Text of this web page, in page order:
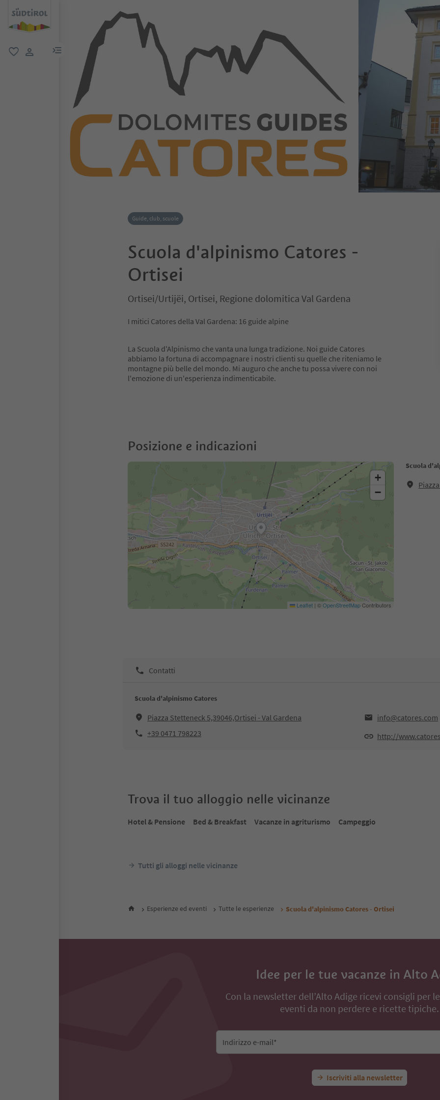
menu link
Guide, club, scuole
Scuola d'alpinismo Catores -
Ortisei
Ortisei/Urtijëi, Ortisei, Regione dolomitica Val Gardena
I mitici Catores della Val Gardena: 16 guide alpine
La Scuola d'Alpinismo che vanta una lunga tradizione. Noi guide Catores
abbiamo la fortuna di accompagnare i nostri clienti su quelle che riteniamo le
montagne più belle del mondo. Mi auguro che anche tu possa vivere con noi
l'emozione di un'esperienza indimenticabile.
Posizione e indicazioni
Scuola
+
−
Leaflet | ©OpenStreetMapContributors
Contatti
Scuola d'alpinismo Catores
Piazza Stetteneck 5,39046,Ortisei - Val Gardena
info@catores.com
+39 0471 798223
http://
Trova il tuo alloggio nelle vicinanze
Hotel & Pensione Bed & Breakfast Vacanze in agriturismo Campeggio
Tutte le esperienze Scuola d'alpinismo Catores - Ortisei